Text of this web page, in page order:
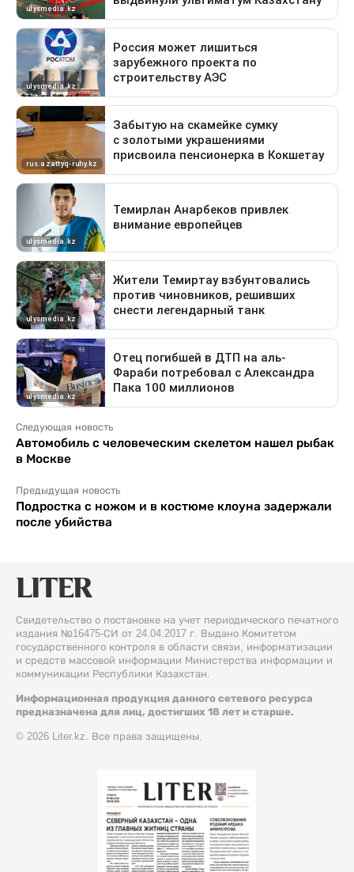
Следующая новость
Автомобиль с человеческим скелетом нашел рыбак
в Москве
Предыдущая новость
Подростка с ножом и в костюме клоуна задержали
после убийства
Свидетельство о постановке на учет периодического печатного
издания №16475-СИ от 24.04.2017 г. Выдано Комитетом
государственного контроля в области связи, информатизации
и средств массовой информации Министерства информации и
коммуникации Республики Казахстан.
Информационная продукция данного сетевого ресурса
предназначена для лиц, достигших 18 лет и старше.
© 2026 Liter.kz. Все права защищены.